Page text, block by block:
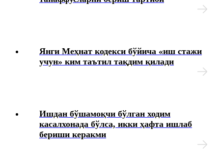
Янги Меҳнат кодекси бўйича «иш стажи
учун» ким таътил тақдим қилади
Ишдан бўшамоқчи бўлган ходим
касалхонада бўлса, икки ҳафта ишлаб
бериши керакми